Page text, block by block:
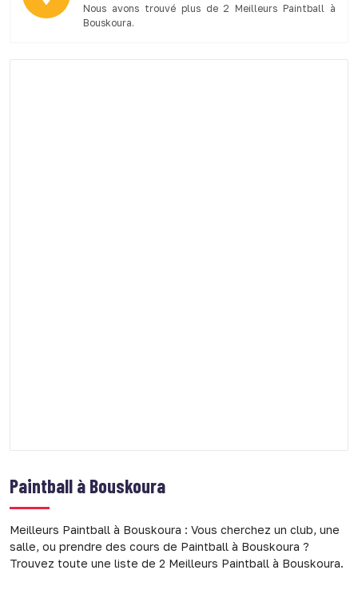
Nous avons trouvé plus de 2 Meilleurs Paintball à
Bouskoura.
Paintball à Bouskoura
Meilleurs Paintball à Bouskoura : Vous cherchez un club, une
salle, ou prendre des cours de Paintball à Bouskoura ?
Trouvez toute une liste de 2 Meilleurs Paintball à Bouskoura.